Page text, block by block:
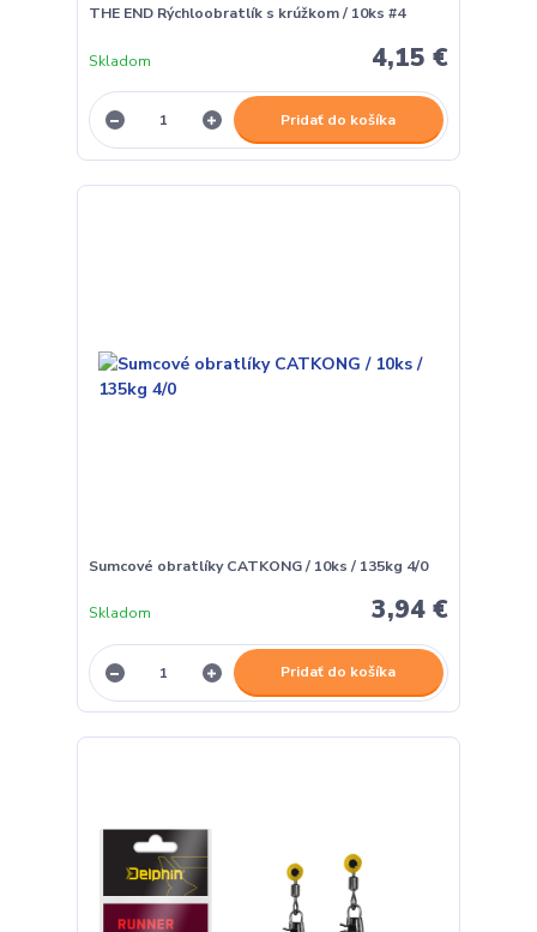
THE END Rýchloobratlík s krúžkom / 10ks #4
4,15 €
Skladom
Pridať do košíka
Sumcové obratlíky CATKONG / 10ks / 135kg 4/0
3,94 €
Skladom
Pridať do košíka